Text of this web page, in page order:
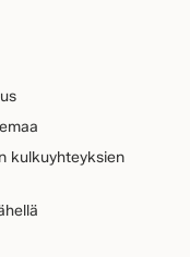
kulkuyhteyksien